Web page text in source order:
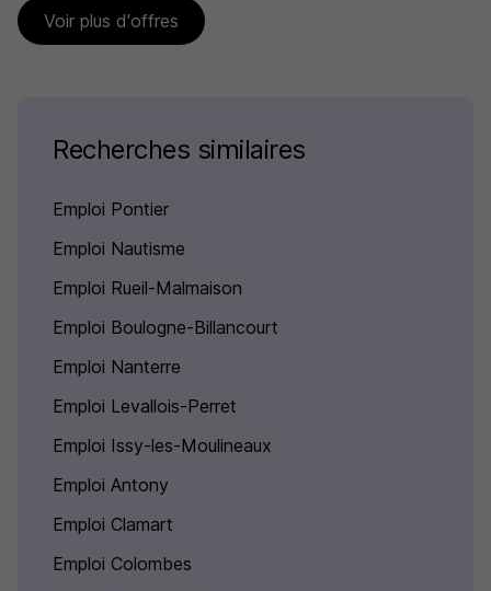
Voir plus d'offres
Recherches similaires
Emploi Pontier
Emploi Nautisme
Emploi Rueil-Malmaison
Emploi Boulogne-Billancourt
Emploi Nanterre
Emploi Levallois-Perret
Emploi Issy-les-Moulineaux
Emploi Antony
Emploi Clamart
Emploi Colombes